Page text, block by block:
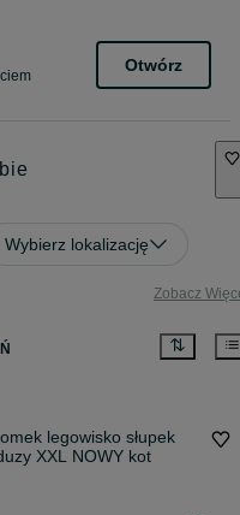
Otwórz
Wybierz lokalizację
Zobacz
legowisko słupek
XXL NOWY kot